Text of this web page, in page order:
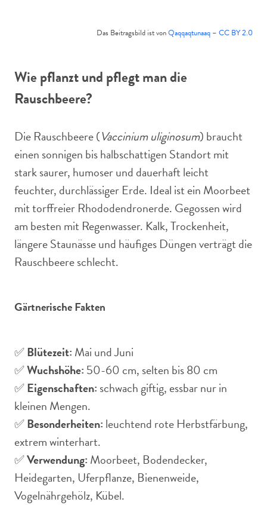
Das Beitragsbild ist vonQaqqaqtunaaq – CC BY 2.0
Wie pflanzt und pflegt man die
Rauschbeere?
Die Rauschbeere (Vaccinium uliginosum) braucht
einen sonnigen bis halbschattigen Standort mit
stark saurer, humoser und dauerhaft leicht
feuchter, durchlässiger Erde. Ideal ist ein Moorbeet
mit torffreier Rhododendronerde. Gegossen wird
am besten mit Regenwasser. Kalk, Trockenheit,
längere Staunässe und häufiges Düngen verträgt die
Rauschbeere schlecht.
Gärtnerische Fakten
✅Blütezeit: Mai und Juni
✅Wuchshöhe: 50-60 cm, selten bis 80 cm
✅Eigenschaften: schwach giftig, essbar nur in
kleinen Mengen.
✅Besonderheiten: leuchtend rote Herbstfärbung,
extrem winterhart.
✅Verwendung: Moorbeet, Bodendecker,
Heidegarten, Uferpflanze, Bienenweide,
Vogelnährgehölz, Kübel.